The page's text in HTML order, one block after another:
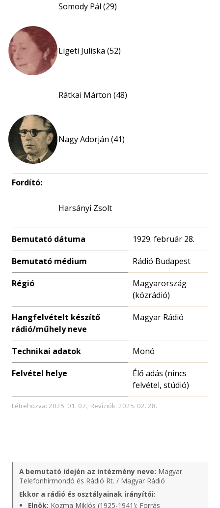
Somody Pál (29)
Ligeti Juliska (52)
Rátkai Márton (48)
Nagy Adorján (41)
Fordító:
Harsányi Zsolt
Bemutató dátuma 1929. február 28.
Bemutató médium Rádió Budapest
Régió
Magyarország
(közrádió)
Hangfelvételt készítő
rádió/műhely neve
Magyar Rádió
Technikai adatok Monó
Felvétel helye
Élő adás (nincs
felvétel, stúdió)
Létrehozva: 2025. 01. 07.; Revíziók: 2025. 02. 28.
A bemutató idején az intézmény neve: Magyar
Telefonhírmondó és Rádió Rt. / Magyar Rádió
Ekkor a rádió és osztályainak irányítói:
Elnök: Kozma Miklós (1925-1941); Forrás